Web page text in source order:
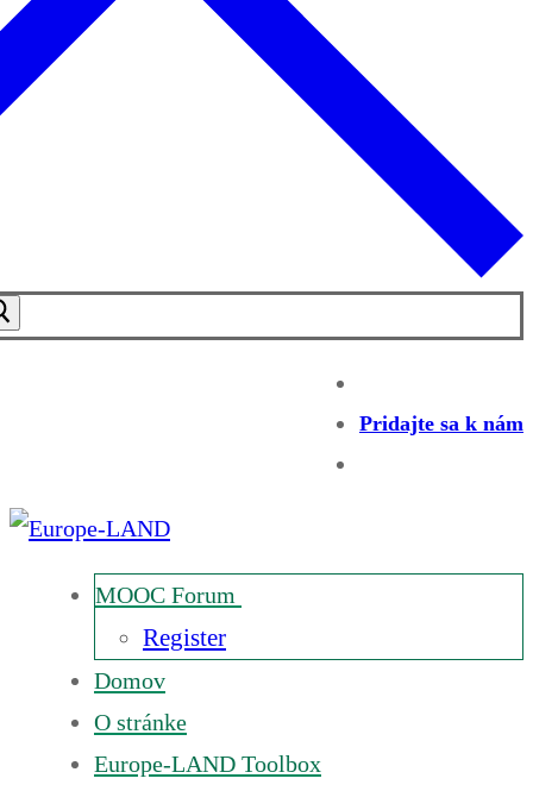
Pridajte sa k nám
MOOC Forum
Register
Domov
O stránke
Europe-LAND Toolbox